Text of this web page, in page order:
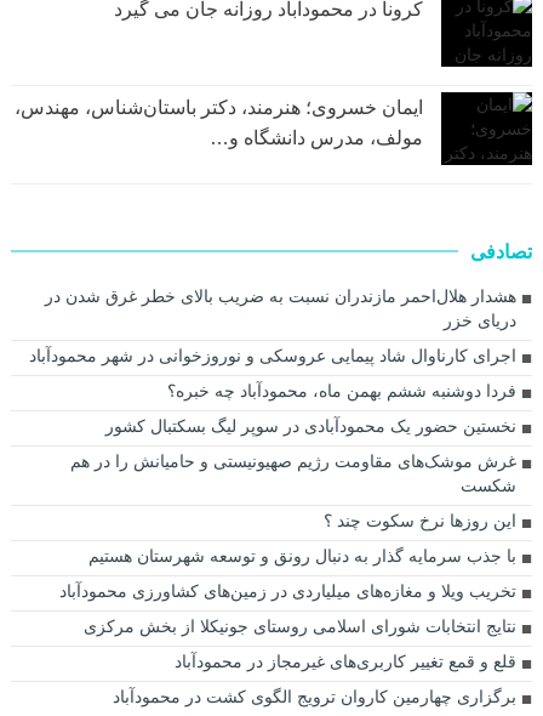
کرونا در محمودآباد روزانه جان می گیرد
ایمان خسروی؛ هنرمند، دکتر باستان‌شناس، مهندس،
مولف، مدرس دانشگاه و…
تصادفی
هشدار هلال‌احمر مازندران نسبت به ضریب بالای خطر غرق شدن در
دریای خزر
اجرای کارناوال شاد پیمایی عروسکی و نوروزخوانی در شهر محمودآباد
فردا دوشنبه ششم بهمن ماه، محمودآباد چه خبره؟
نخستین حضور یک محمودآبادی در سوپر لیگ بسکتبال کشور
غرش موشک‌های مقاومت رژیم صهیونیستی و حامیانش را در هم
شکست
این روزها نرخ سکوت چند ؟
با جذب سرمایه گذار به دنبال رونق و توسعه شهرستان هستیم
تخریب ویلا و مغازه‌های میلیاردی در زمین‌های کشاورزی محمودآباد
نتایج انتخابات شورای اسلامی روستای جونیکلا از بخش مرکزی
قلع و قمع تغییر کاربری‌های غیرمجاز در محمودآباد
برگزاری چهارمین کاروان ترویج الگوی کشت در محمودآباد